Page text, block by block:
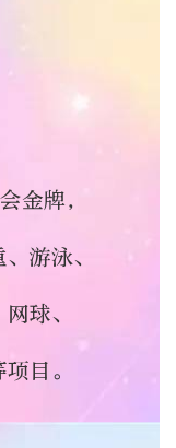
金牌，
游泳、
球、
目。